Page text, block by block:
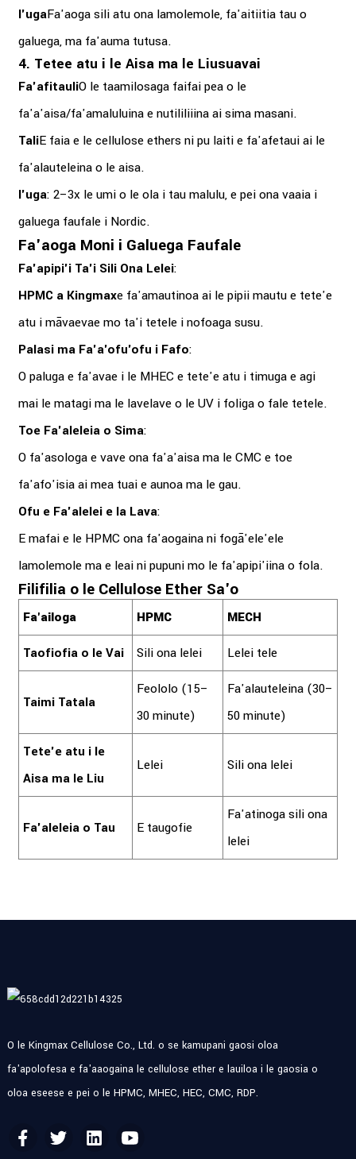
I'ugaFa'aoga sili atu ona lamolemole, fa'aitiitia tau o
galuega, ma fa'auma tutusa.
4. Tetee atu i le Aisa ma le Liusuavai
Fa'afitauliO le taamilosaga faifai pea o le
fa'a'aisa/fa'amaluluina e nutililiiina ai sima masani.
TaliE faia e le cellulose ethers ni pu laiti e fa'afetaui ai le
fa'alauteleina o le aisa.
I'uga: 2–3x le umi o le ola i tau malulu, e pei ona vaaia i
galuega faufale i Nordic.
Fa'aoga Moni i Galuega Faufale
Fa'apipi'i Ta'i Sili Ona Lelei:
HPMC a Kingmaxe fa'amautinoa ai le pipii mautu e tete'e
atu i māvaevae mo ta'i tetele i nofoaga susu.
Palasi ma Fa'a'ofu'ofu i Fafo:
O paluga e fa'avae i le MHEC e tete'e atu i timuga e agi
mai le matagi ma le lavelave o le UV i foliga o fale tetele.
Toe Fa'aleleia o Sima:
O fa'asologa e vave ona fa'a'aisa ma le CMC e toe
fa'afo'isia ai mea tuai e aunoa ma le gau.
Ofu e Fa'alelei e Ia Lava:
E mafai e le HPMC ona fa'aogaina ni fogā'ele'ele
lamolemole ma e leai ni pupuni mo le fa'apipi'iina o fola.
Filifilia o le Cellulose Ether Sa'o
Fa'ailoga HPMC MECH
Taofiofia o le Vai Sili ona lelei Lelei tele
Taimi Tatala
Feololo (15–
30 minute)
Fa'alauteleina (30–
50 minute)
Tete'e atu i le
Aisa ma le Liu
Lelei Sili ona lelei
Fa'aleleia o Tau E taugofie
Fa'atinoga sili ona
lelei
O le Kingmax Cellulose Co., Ltd. o se kamupani gaosi oloa
fa'apolofesa e fa'aaogaina le cellulose ether e lauiloa i le gaosia o
oloa eseese e pei o le HPMC, MHEC, HEC, CMC, RDP.